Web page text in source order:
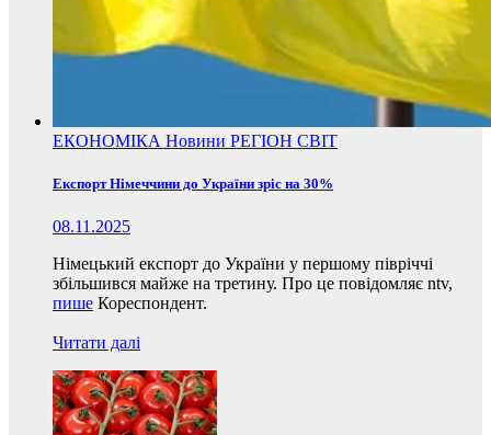
ЕКОНОМІКА Новини РЕГІОН СВІТ
Експорт Німеччини до України зріс на 30%
08.11.2025
Німецький експорт до України у першому півріччі
збільшився майже на третину. Про це повідомляє ntv,
пише Кореспондент.
Читати далі